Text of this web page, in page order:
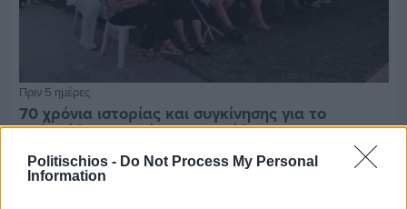
Politischios - Do Not Process My Personal
Information
Πριν 5 ημέρες
70 χρόνια ιστορίας και συγκίνησης για το
Ανδρεάδειο Γυμνάσιο Βροντάδου